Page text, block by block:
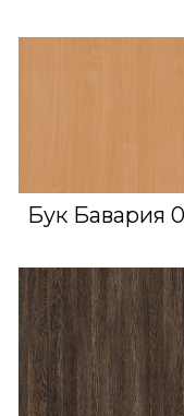
Бук Бавария